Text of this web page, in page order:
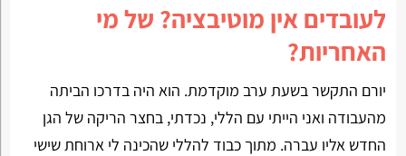
לעובדים אין מוטיבציה? של מי
האחריות?
יורם התקשר בשעת ערב מוקדמת. הוא היה בדרכו הביתה
מהעבודה ואני הייתי עם הללי, נכדתי, בחצר הריקה של הגן
החדש אליו עברה. מתוך כבוד להללי שהכינה לי ארוחת שישי